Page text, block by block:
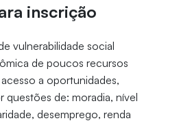
inscrição
vulnerabilidade social
de poucos recursos
a oportunidades,
de: moradia, nível
desemprego, renda